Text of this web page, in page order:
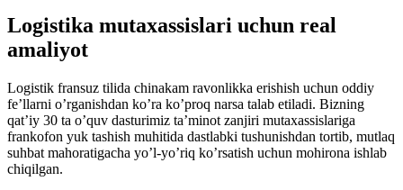
Logistika mutaxassislari uchun real
amaliyot
Logistik fransuz tilida chinakam ravonlikka erishish uchun oddiy
fe’llarni o’rganishdan ko’ra ko’proq narsa talab etiladi. Bizning
qat’iy 30 ta o’quv dasturimiz ta’minot zanjiri mutaxassislariga
frankofon yuk tashish muhitida dastlabki tushunishdan tortib, mutlaq
suhbat mahoratigacha yo’l-yo’riq ko’rsatish uchun mohirona ishlab
chiqilgan.